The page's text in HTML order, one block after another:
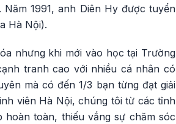
1991, anh Diên Hy được tuyển
Hà Nội).
nhưng khi mới vào học tại Trường
tranh cao với nhiều cá nhân có
mà có đến 1/3 bạn từng đạt giải
viên Hà Nội, chúng tôi từ các tỉnh
toàn, thiếu vắng sự chăm sóc